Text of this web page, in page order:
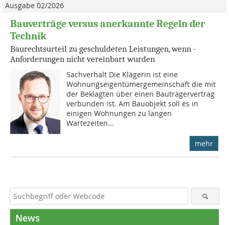
Ausgabe 02/2026
Bauverträge versus anerkannte Regeln der
Technik
Baurechtsurteil zu geschuldeten Leistungen, wenn ­
Anforderungen nicht vereinbart wurden
Sachverhalt Die Klägerin ist eine
Wohnungseigentümergemeinschaft die mit
der Beklagten über einen Bauträgervertrag
verbunden ist. Am Bauobjekt soll es in
einigen Wohnungen zu langen
Wartezeiten...
mehr
News